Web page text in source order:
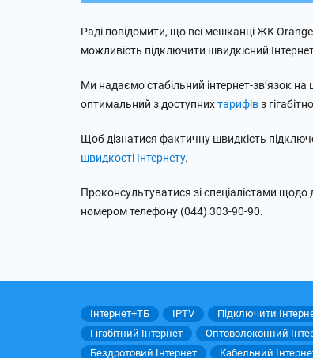
Раді повідомити, що всі мешканці ЖК
можливість підключити швидкісний
Ми надаємо стабільний інтернет-зв’язок
оптимальний з доступнихтарифівз
Щоб дізнатися фактичну швидкість
швидкості Інтернету.
Проконсультуватися зі спеціалістами
номером телефону (044) 303-90-90.
Інтернет+ТБ IPTV
Підключити
Гігабітний Інтернет
Оптоволоконний
Бездротовий Інтернет
Кабельний